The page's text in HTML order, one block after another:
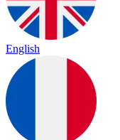
English